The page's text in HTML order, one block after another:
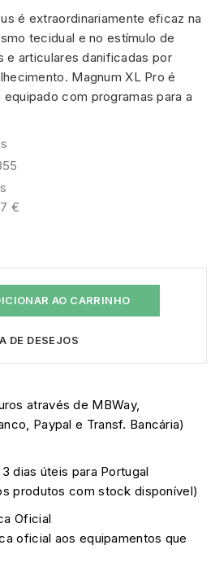
é extraordinariamente eficaz na
tecidual e no estímulo de
e articulares danificadas por
Magnum XL Pro é
com programas para a
€
AO CARRINHO
DE DESEJOS
através de MBWay,
Paypal e Transf. Bancária)
dias úteis para Portugal
produtos com stock disponível)
Oficial
oficial aos equipamentos que